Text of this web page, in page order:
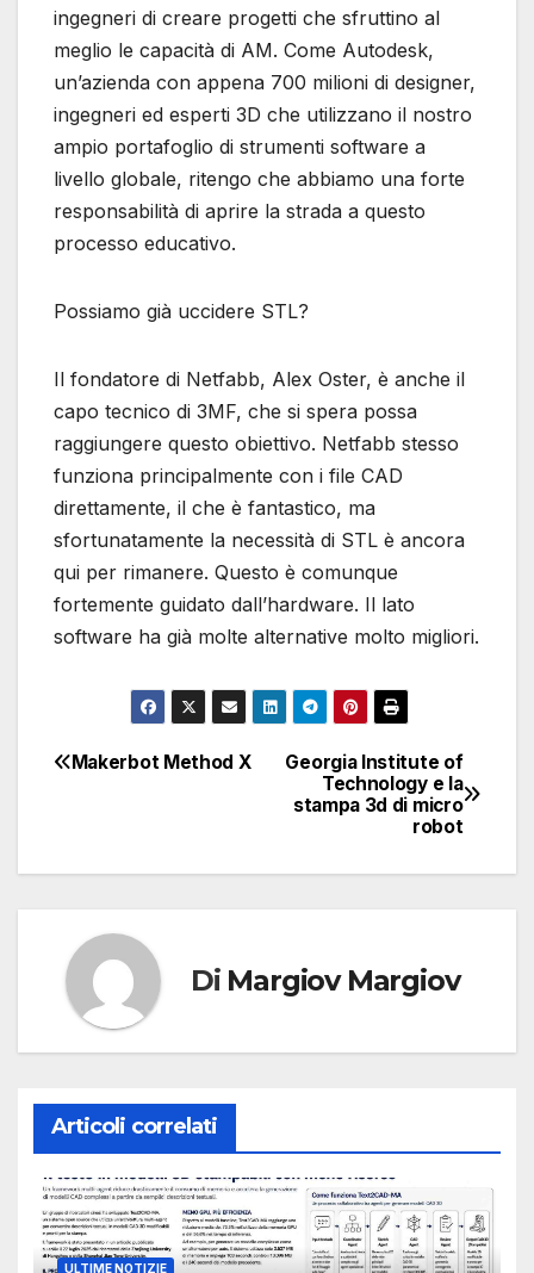
ingegneri di creare progetti che sfruttino al
meglio le capacità di AM. Come Autodesk,
un’azienda con appena 700 milioni di designer,
ingegneri ed esperti 3D che utilizzano il nostro
ampio portafoglio di strumenti software a
livello globale, ritengo che abbiamo una forte
responsabilità di aprire la strada a questo
processo educativo.
Possiamo già uccidere STL?
Il fondatore di Netfabb, Alex Oster, è anche il
capo tecnico di 3MF, che si spera possa
raggiungere questo obiettivo. Netfabb stesso
funziona principalmente con i file CAD
direttamente, il che è fantastico, ma
sfortunatamente la necessità di STL è ancora
qui per rimanere. Questo è comunque
fortemente guidato dall’hardware. Il lato
software ha già molte alternative molto migliori.
Navigazione
Georgia Institute of
Technology e la
stampa 3d di micro
robot
Makerbot Method X
Di Margiov Margiov
Articoli correlati
ULTIME NOTIZIE